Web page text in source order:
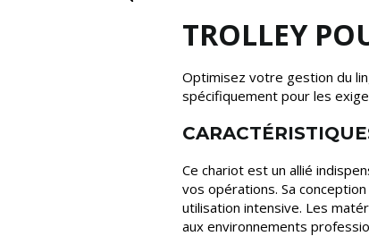
TROLLEY
Optimisez votre gestion du
spécifiquement pour les
Ce chariot est un allié
vos opérations. Sa
utilisation intensive. Les
aux environnements